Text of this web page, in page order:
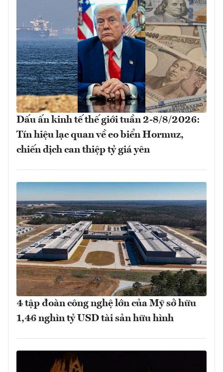
Dấu ấn kinh tế thế giới tuần 2-8/8/2026:
Tín hiệu lạc quan về eo biển Hormuz,
chiến dịch can thiệp tỷ giá yên
4 tập đoàn công nghệ lớn của Mỹ sở hữu
1,46 nghìn tỷ USD tài sản hữu hình